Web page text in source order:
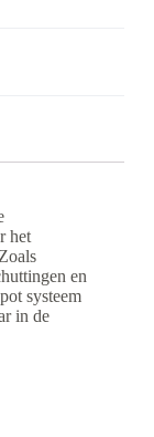
het
en
systeem
in de